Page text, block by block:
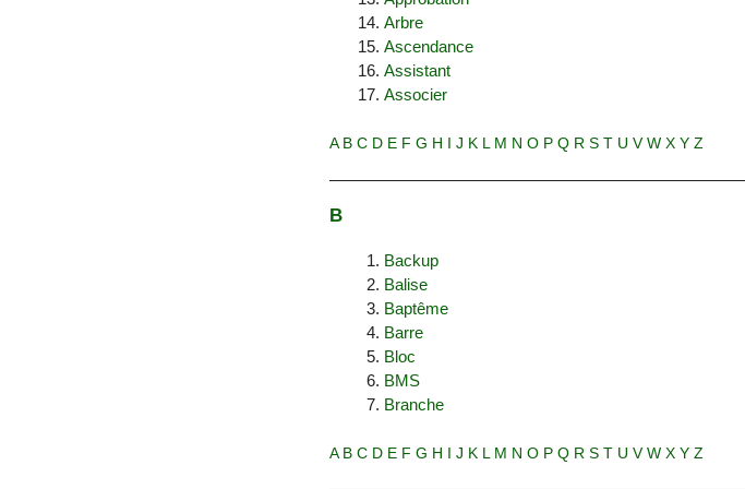
Arbre
Ascendance
Assistant
Associer
A B C D E F G H I J K L M N O P Q R S T U V W X Y Z
B
Backup
Balise
Baptême
Barre
Bloc
BMS
Branche
A B C D E F G H I J K L M N O P Q R S T U V W X Y Z